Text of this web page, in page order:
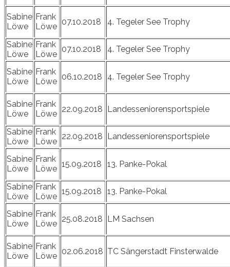
Sabine
Löwe
Frank
Löwe 07.10.2018 4. Tegeler See Trophy
Sabine
Löwe
Frank
Löwe
07.10.2018 4. Tegeler See Trophy
Sabine
Löwe
Frank
Löwe 06.10.2018 4. Tegeler See Trophy
Sabine
Löwe
Frank
Löwe 22.09.2018 Landesseniorensportspiele
Sabine
Löwe
Frank
Löwe
22.09.2018 Landesseniorensportspiele
Sabine
Löwe
Frank
Löwe 15.09.2018 13. Panke-Pokal
Sabine
Löwe
Frank
Löwe
15.09.2018 13. Panke-Pokal
Sabine
Löwe
Frank
Löwe 25.08.2018 LM Sachsen
Sabine
Löwe
Frank
Löwe 02.06.2018 TC Sängerstadt Finsterwalde